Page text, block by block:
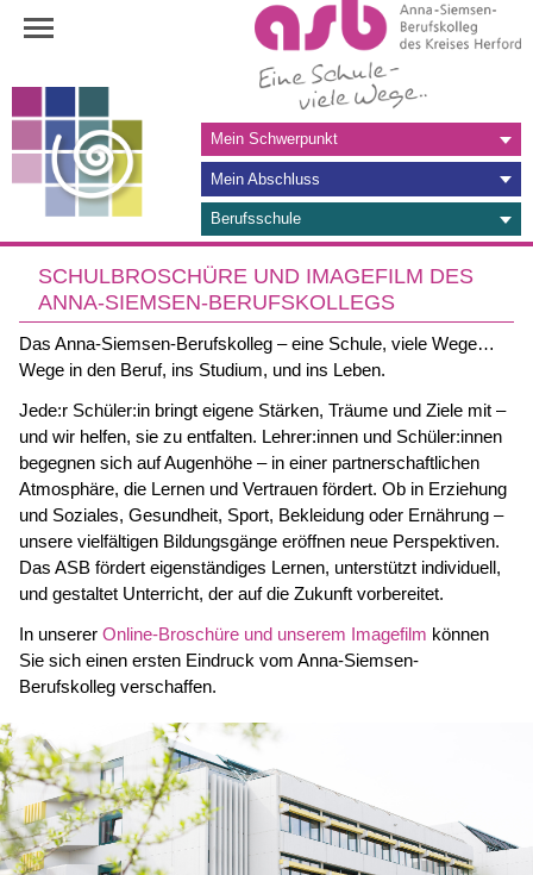
Navigation
überspringen
Mein Schwerpunkt
Mein Abschluss
Berufsschule
SCHULBROSCHÜRE UND IMAGEFILM DES
ANNA-SIEMSEN-BERUFSKOLLEGS
Das Anna-Siemsen-Berufskolleg – eine Schule, viele Wege…
Wege in den Beruf, ins Studium, und ins Leben.
Jede:r Schüler:in bringt eigene Stärken, Träume und Ziele mit –
und wir helfen, sie zu entfalten. Lehrer:innen und Schüler:innen
begegnen sich auf Augenhöhe – in einer partnerschaftlichen
Atmosphäre, die Lernen und Vertrauen fördert. Ob in Erziehung
und Soziales, Gesundheit, Sport, Bekleidung oder Ernährung –
unsere vielfältigen Bildungsgänge eröffnen neue Perspektiven.
Das ASB fördert eigenständiges Lernen, unterstützt individuell,
und gestaltet Unterricht, der auf die Zukunft vorbereitet.
In unserer Online-Broschüre und unserem Imagefilm können
Sie sich einen ersten Eindruck vom Anna-Siemsen-
Berufskolleg verschaffen.